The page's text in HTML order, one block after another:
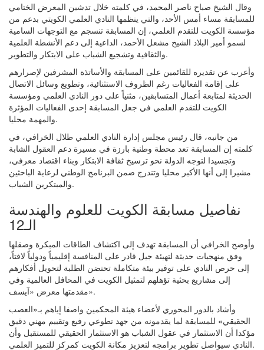
وقال الشيخ صباح ناصر المحمد، في كلمته خلال تدشين المعرض الختامي
للمسابقة مساء أمس الأحد، والتي ينظمها النادي العلمي الكويتي بدعم من
مؤسسة الكويت للتقدم العلمي، إن المسابقة تنسجم مع التوجهات السامية
لسمو أمير البلاد الشيخ مشعل الأحمد، الداعية إلى دعم الأنشطة العلمية
والثقافية وتشجيع الشباب على الابتكار والتطوير.
وأعرب عن تقديره للقائمين على المسابقة والأساتذة المشرفين لإصرارهم
على إقامة الفعاليات رغم الظروف الاستثنائية، وتطويع وسائل الاتصال
الحديثة لمتابعة أعمال المتسابقين، مثنياً على دور النادي العلمي ومؤسسة
الكويت للتقدم العلمي في جعل المسابقة إحدى الفعاليات المؤثرة
والمهمة محليا.
من جانبه، قال رئيس مجلس إدارة النادي العلمي طلال الخرافي، في
كلمته إن المسابقة تعد محطة وطنية بارزة في مسيرة دعم العقول الشابة
وتجسيدا لتوجه الدولة نحو ترسيخ ثقافة الابتكار وبناء اقتصاد معرفي،
مشيرا إلى أنها الأكبر محليا وتندرج ضمن البرنامج الوطني لرعاية الباحثين
والمبتكرين الشباب.
نفاصيل مسابقة الكويت للعلوم والهندسة
الـ12
وأوضح الخرافي أن المسابقة تهدف إلى اكتشاف الطاقات المبكرة وصقلها
وفق منهجيات حديثة لتهيئة جيل قادر على المنافسة إقليمياً ودولياً لافتاً،
إلى حرص النادي على توفير بيئة متكاملة تحتضن الطلبة لتحويل أفكارهم
إلى مشاريع بحثية تؤهلهم لتمثيل الكويت في المحافل العالمية وفي
مقدمتها معرض «آيسف».
وأشاد بالدور المحوري لأعضاء هيئة المحكمين واصفا إياهم بـ«العصب
الحقيقي» للمسابقة لما يقدمونه من جهد تطوعي رفيع وتقييم مهني دقيق
مؤكدا أن الاستثمار في عقول الشباب هو الاستثمار الحقيقي للمستقبل وأن
النادي سيواصل تطوير برامجه لتعزيز مكانة الكويت كمركز للتميز العلمي.